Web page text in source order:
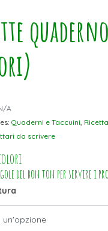
A
Quaderni e Taccuini,
da scrivere
del bon ton per servire i